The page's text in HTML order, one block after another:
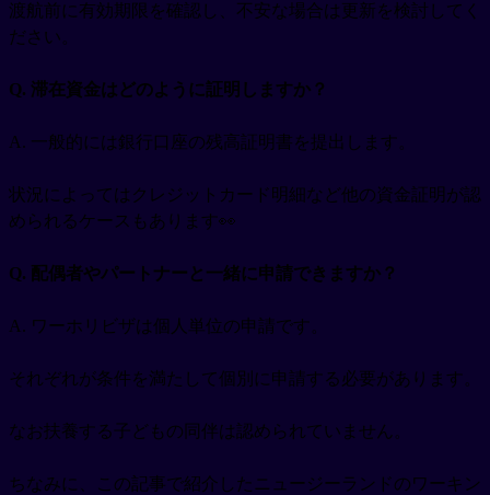
渡航前に有効期限を確認し、不安な場合は更新を検討してく
ださい。
Q. 滞在資金はどのように証明しますか？
A. 一般的には銀行口座の残高証明書を提出します。
状況によってはクレジットカード明細など他の資金証明が認
められるケースもあります👀
Q. 配偶者やパートナーと一緒に申請できますか？
A. ワーホリビザは個人単位の申請です。
それぞれが条件を満たして個別に申請する必要があります。
なお扶養する子どもの同伴は認められていません。
ちなみに、この記事で紹介したニュージーランドのワーキン